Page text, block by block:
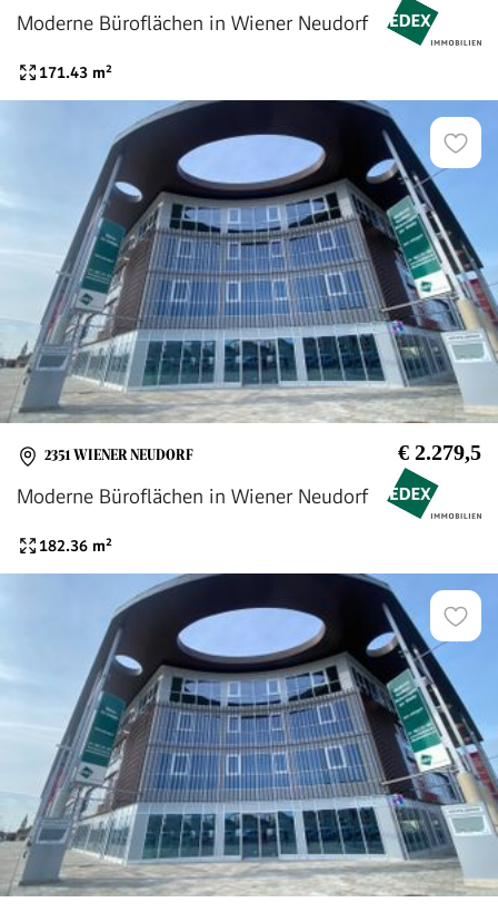
Moderne Büroflächen in Wiener Neudorf
171.43 m²
2351 WIENER NEUDORF € 2.279,5
Moderne Büroflächen in Wiener Neudorf
182.36 m²